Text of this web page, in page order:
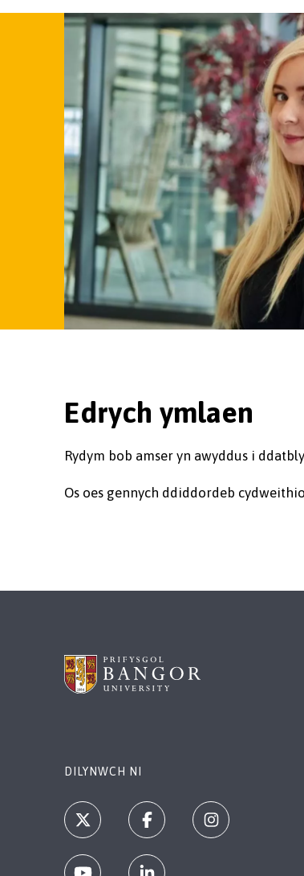
Edrych ymlaen
Rydym bob amser yn awyddus i
Os oes gennych ddiddordeb
DILYNWCH NI